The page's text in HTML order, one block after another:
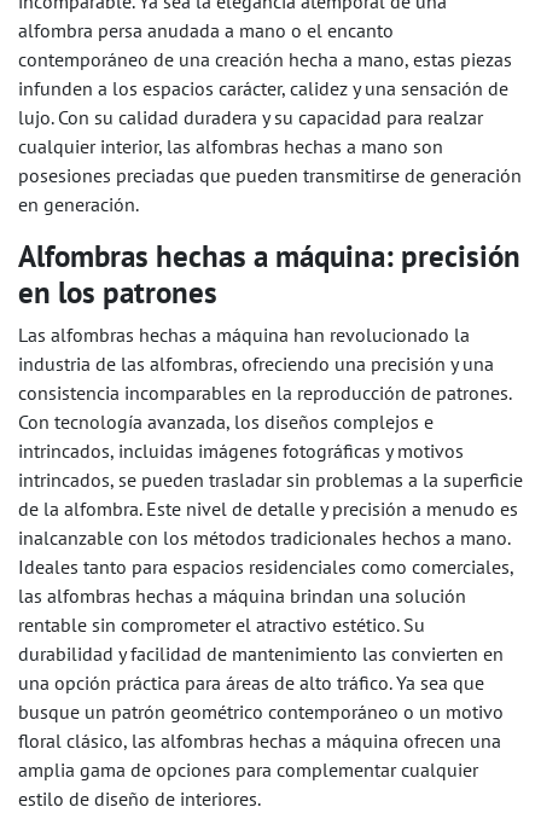
alfombra persa anudada a mano o el encanto
contemporáneo de una creación hecha a mano, estas piezas
infunden a los espacios carácter, calidez y una sensación de
lujo. Con su calidad duradera y su capacidad para realzar
cualquier interior, las alfombras hechas a mano son
posesiones preciadas que pueden transmitirse de generación
en generación.
Alfombras hechas a máquina: precisión
en los patrones
Las alfombras hechas a máquina han revolucionado la
industria de las alfombras, ofreciendo una precisión y una
consistencia incomparables en la reproducción de patrones.
Con tecnología avanzada, los diseños complejos e
intrincados, incluidas imágenes fotográficas y motivos
intrincados, se pueden trasladar sin problemas a la superficie
de la alfombra. Este nivel de detalle y precisión a menudo es
inalcanzable con los métodos tradicionales hechos a mano.
Ideales tanto para espacios residenciales como comerciales,
las alfombras hechas a máquina brindan una solución
rentable sin comprometer el atractivo estético. Su
durabilidad y facilidad de mantenimiento las convierten en
una opción práctica para áreas de alto tráfico. Ya sea que
busque un patrón geométrico contemporáneo o un motivo
floral clásico, las alfombras hechas a máquina ofrecen una
amplia gama de opciones para complementar cualquier
estilo de diseño de interiores.